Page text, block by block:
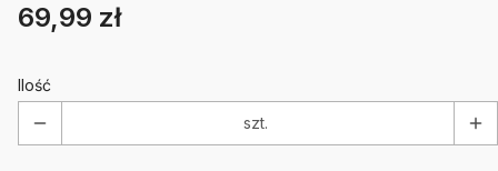
Etykiety
Cena
69,99 zł
Ilość
szt.